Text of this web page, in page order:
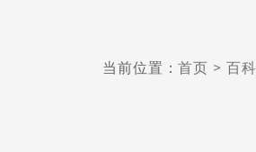
当前位置：首页 > 百